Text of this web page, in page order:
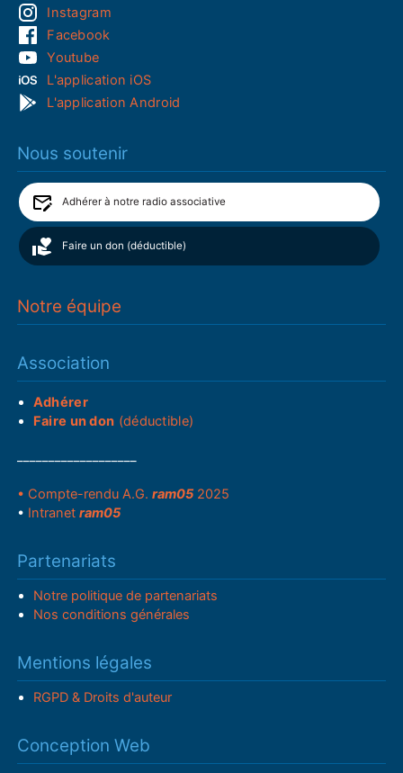
Instagram
Facebook
Youtube
L'application iOS
L'application Android
Nous soutenir
Adhérer à notre radio associative
Faire un don (déductible)
Notre équipe
Association
Adhérer
Faire un don (déductible)
• Compte-rendu A.G.ram05 2025
• Intranetram05
Partenariats
Notre politique de partenariats
Nos conditions générales
Mentions légales
RGPD & Droits d'auteur
Conception Web